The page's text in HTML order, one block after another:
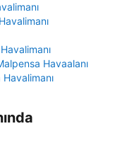
Havaalanı